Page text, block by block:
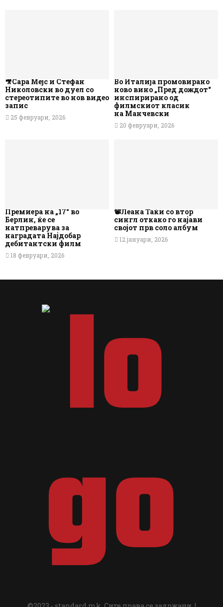
🎥Сара Мејс и Стефан
Николовски во дуел со
стереотипите во нов видео
запис
25 февруари, 2026
Во Италија промовирано
ново вино „Пред дождот“
инспирирано од
филмскиот класик
на Манчевски
20 февруари, 2026
Премиера на „17“ во
Берлин, ќе се
натпреварува за
наградата Најдобар
дебитантски филм
18 февруари, 2026
📽️Леана Таќи со втор
сингл откако го најави
својот прв соло албум
12 јануари, 2026